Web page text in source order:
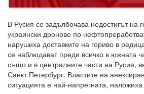
В Русия се задълбочава недостигът на
украински дронове по
нарушиха доставките на гориво в
се наблюдават преди всичко в южната
също и в централните части на Русия,
Санкт Петербург. Властите на
ситуацията е най-напрегната,